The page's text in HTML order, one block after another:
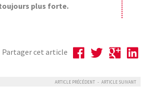
plus forte.
Partager cet article
ARTICLE PRÉCÉDENT - ARTICLE SUIVANT